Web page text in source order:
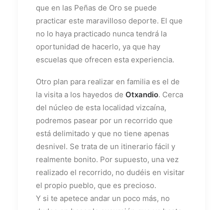
que en las Peñas de Oro se puede
practicar este maravilloso deporte. El que
no lo haya practicado nunca tendrá la
oportunidad de hacerlo, ya que hay
escuelas que ofrecen esta experiencia.
Otro plan para realizar en familia es el de
la visita a los hayedos de Otxandio. Cerca
del núcleo de esta localidad vizcaína,
podremos pasear por un recorrido que
está delimitado y que no tiene apenas
desnivel. Se trata de un itinerario fácil y
realmente bonito. Por supuesto, una vez
realizado el recorrido, no dudéis en visitar
el propio pueblo, que es precioso.
Y si te apetece andar un poco más, no